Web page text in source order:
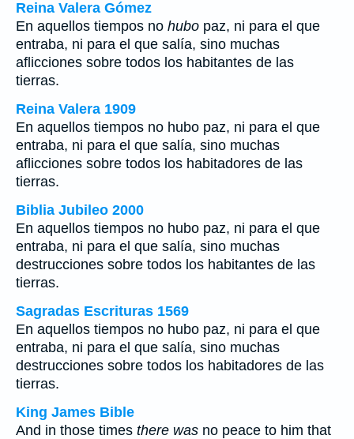
Reina Valera Gómez
En aquellos tiempos no hubo paz, ni para el que
entraba, ni para el que salía, sino muchas
aflicciones sobre todos los habitantes de las
tierras.
Reina Valera 1909
En aquellos tiempos no hubo paz, ni para el que
entraba, ni para el que salía, sino muchas
aflicciones sobre todos los habitadores de las
tierras.
Biblia Jubileo 2000
En aquellos tiempos no hubo paz, ni para el que
entraba, ni para el que salía, sino muchas
destrucciones sobre todos los habitantes de las
tierras.
Sagradas Escrituras 1569
En aquellos tiempos no hubo paz, ni para el que
entraba, ni para el que salía, sino muchas
destrucciones sobre todos los habitadores de las
tierras.
King James Bible
And in those times there was no peace to him that